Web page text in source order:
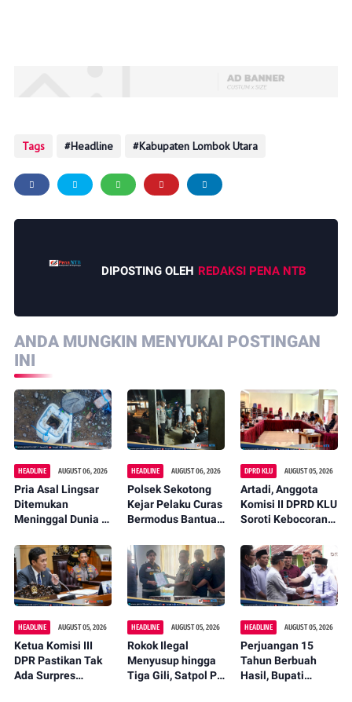
Tags Headline Kabupaten Lombok Utara
DIPOSTING OLEH REDAKSI PENA NTB
ANDA MUNGKIN MENYUKAI POSTINGAN
INI
HEADLINE AUGUST 06, 2026
Pria Asal Lingsar
Ditemukan
Meninggal Dunia di
Lembar Saat
Mencari Belut
HEADLINE AUGUST 06, 2026
Polsek Sekotong
Kejar Pelaku Curas
Bermodus Bantuan
Penculikan Anak
Dipastikan Hoaks
DPRD KLU AUGUST 05, 2026
Artadi, Anggota
Komisi II DPRD KLU
Soroti Kebocoran
Digitalisasi dan
Libatkan Kepala
Dusun
HEADLINE AUGUST 05, 2026
Ketua Komisi III
DPR Pastikan Tak
Ada Surpres
HEADLINE AUGUST 05, 2026
Rokok Ilegal
Menyusup hingga
Tiga Gili, Satpol PP
HEADLINE AUGUST 05, 2026
Perjuangan 15
Tahun Berbuah
Hasil, Bupati